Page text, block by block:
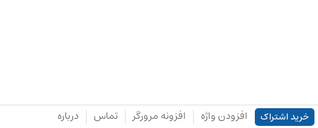
خرید اشتراک افزودن واژه افزونه مرورگر تماس درباره